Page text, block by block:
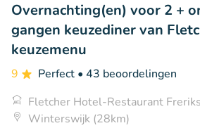
Overnachting(en) voor 2 +
gangen keuzediner van
keuzemenu
9 Perfect • 43 beoordelingen
Fletcher Hotel-Restaurant
Winterswijk (28km)